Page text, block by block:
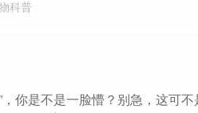
科普
你是不是一脸懵？别急，这可不